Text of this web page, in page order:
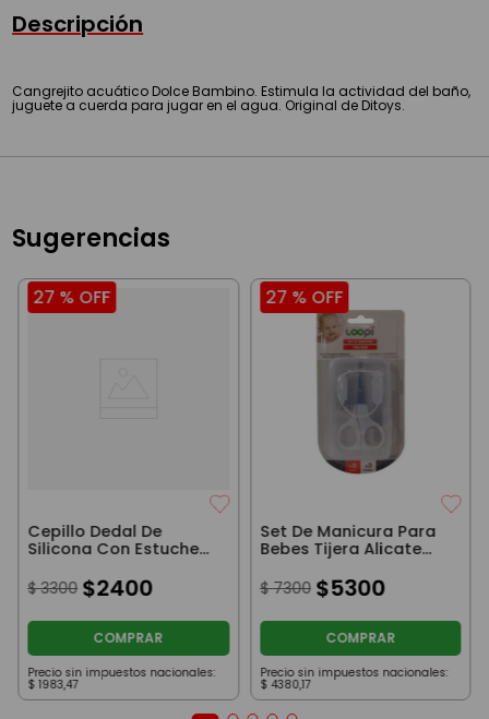
Descripción
Cangrejito acuático Dolce Bambino. Estimula la actividad del baño,
juguete a cuerda para jugar en el agua. Original de Ditoys.
Sugerencias
27 % OFF
Cepillo Dedal De
Silicona Con Estuche
$ 3300 $2400
COMPRAR
Precio sin impuestos nacionales:
$ 1983,47
27 % OFF
Set De Manicura Para
Bebes Tijera Alicate
Lima Con Estuche
Blanco
$ 7300 $5300
COMPRAR
Precio sin impuestos nacionales:
$ 4380,17